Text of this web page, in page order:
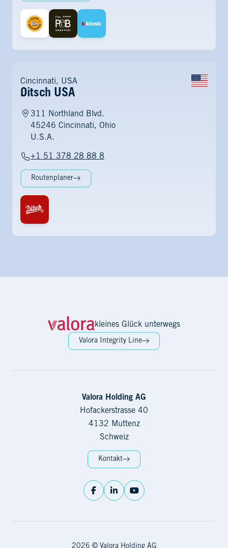
Cincinnati, USA
Ditsch USA
311 Northland Blvd.
45246 Cincinnati, Ohio
U.S.A.
+1 51 378 28 88 8
Routenplaner
kleines Glück unterwegs
Valora Integrity Line
Valora Holding AG
Hofackerstrasse 40
4132 Muttenz
Schweiz
Kontakt
2026 © Valora Holding AG